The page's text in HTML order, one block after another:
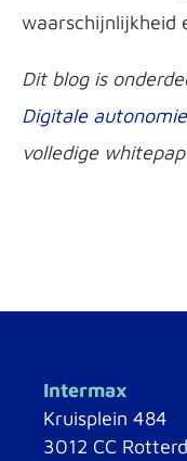
waarschijnlijkheid
Dit blog is
Digitale
volledige
Intermax
Kruisplein 484
3012 CC